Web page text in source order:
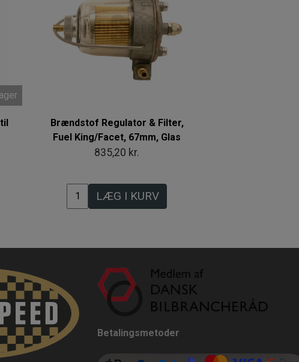
Brændstof Regulator & Filter,
Fuel King/Facet, 67mm, Glas
835,20 kr.
LÆG I KURV
Betalingsmetoder